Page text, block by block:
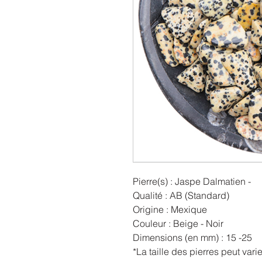
Pierre(s) : Jaspe Dalmatien -
Qualité : AB (Standard)
Origine : Mexique
Couleur : Beige - Noir
Dimensions (en mm) : 15 -25
*La taille des pierres peut